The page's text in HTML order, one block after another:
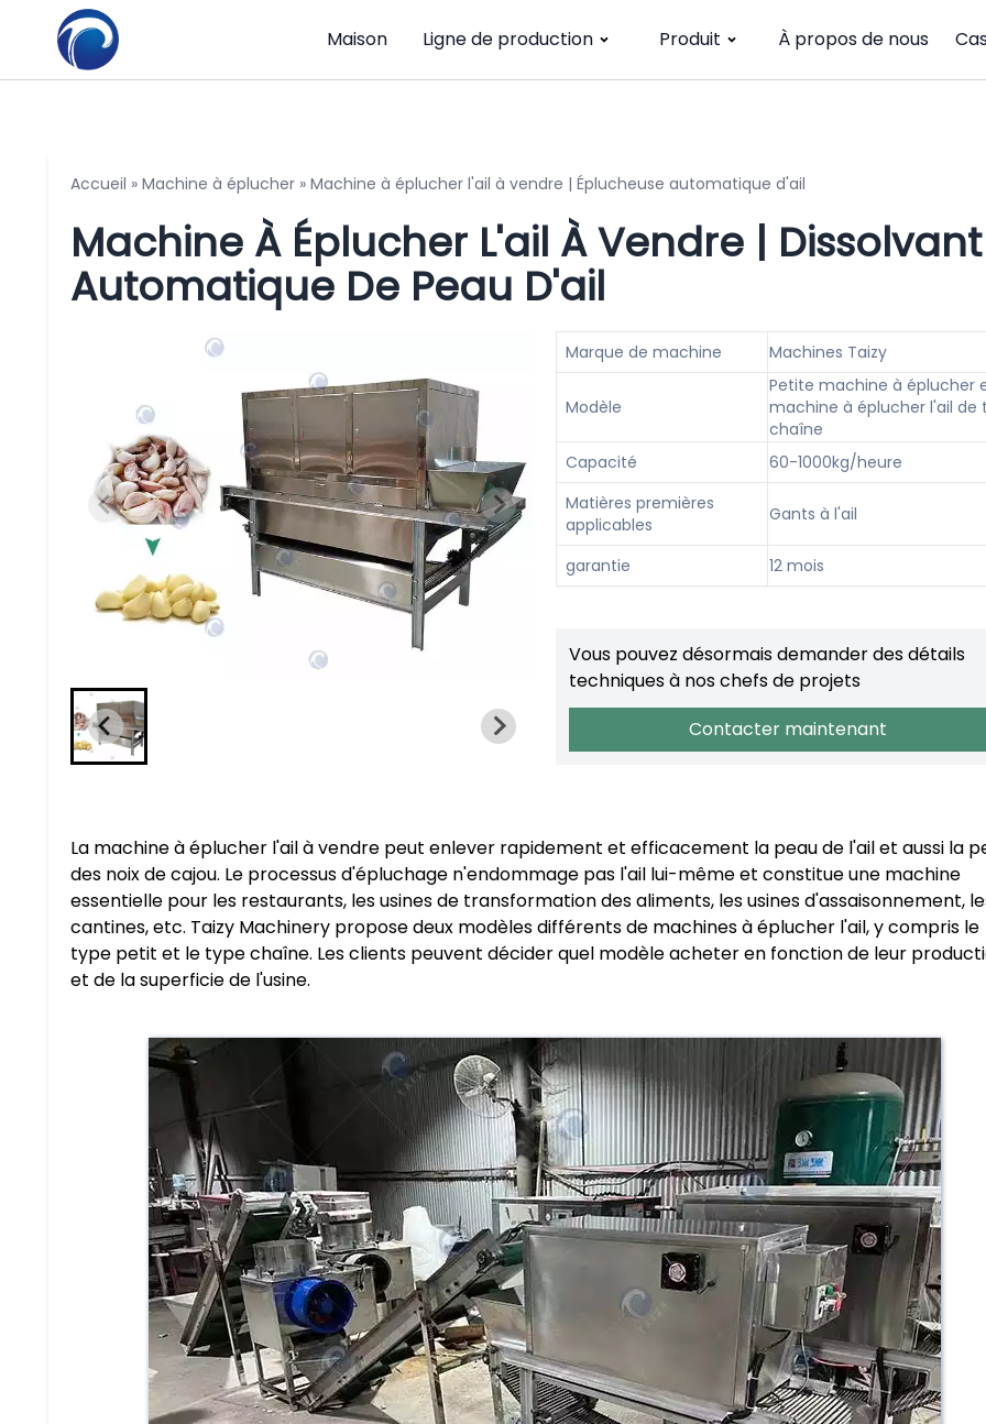
Maison Ligne de production Produit À propos de nous
Accueil » Machine à éplucher » Machine à éplucher l'ail à vendre | Éplucheuse automatique d'ail
Machine À Éplucher L'ail À Vendre | Dissolvant
Automatique De Peau D'ail
Marque de machine Machines Taizy
Modèle
Petite machine à éplucher
machine à éplucher l'ail de
chaîne
Capacité
60-1000kg/heure
Matières premières
applicables
Gants à l'ail
garantie 12 mois
Vous pouvez désormais demander des détails
techniques à nos chefs de projets
Contacter maintenant
La machine à éplucher l'ail à vendre peut enlever rapidement et efficacement la peau de l'ail et aussi la
des noix de cajou. Le processus d'épluchage n'endommage pas l'ail lui-même et constitue une machine
essentielle pour les restaurants, les usines de transformation des aliments, les usines d'assaisonnement,
cantines, etc. Taizy Machinery propose deux modèles différents de machines à éplucher l'ail, y compris le
type petit et le type chaîne. Les clients peuvent décider quel modèle acheter en fonction de leur
et de la superficie de l'usine.